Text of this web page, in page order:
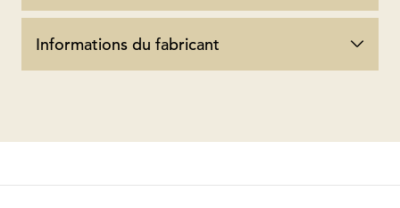
Informations du fabricant